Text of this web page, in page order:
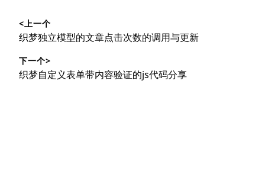
章
导
航
<上一个
上
文
章：
织梦独立模型的文章点击次数的调用与更新
下一个>
下
织梦自定义表单带内容验证的js代码分享